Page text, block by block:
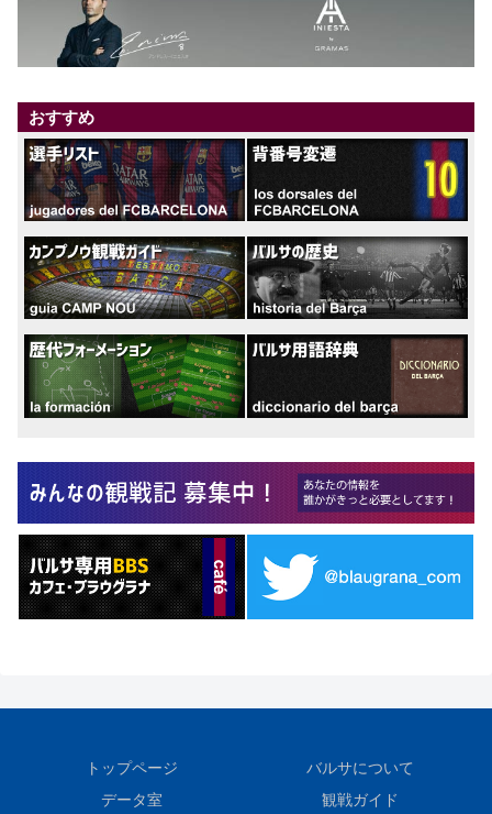
おすすめ
トップページ
バルサについて
データ室
観戦ガイド